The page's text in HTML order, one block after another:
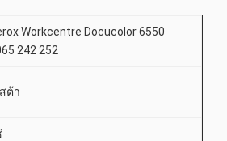
Workcentre Docucolor 6550
242 252
ต้า